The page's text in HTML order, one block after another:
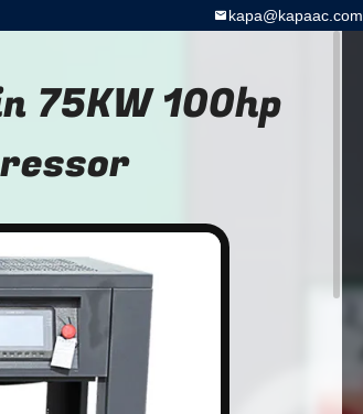
kapa@kapaac.com
75KW 100hp